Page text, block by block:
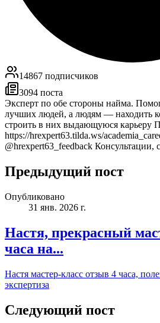
14867 подписчиков
3094 поста
Эксперт по обе стороны найма.
лучших людей, а людям — находить
строить в них выдающуюся карьеру
https://hrexpert63.tilda.ws/
@hrexpert63_feedback Консультации,
Предыдущий пост
Опубликовано
31 янв. 2026 г.
Настя, прекрасный
часа на...
Настя мастер‑класс отзыв 4 часа,
экспертиза
Следующий пост